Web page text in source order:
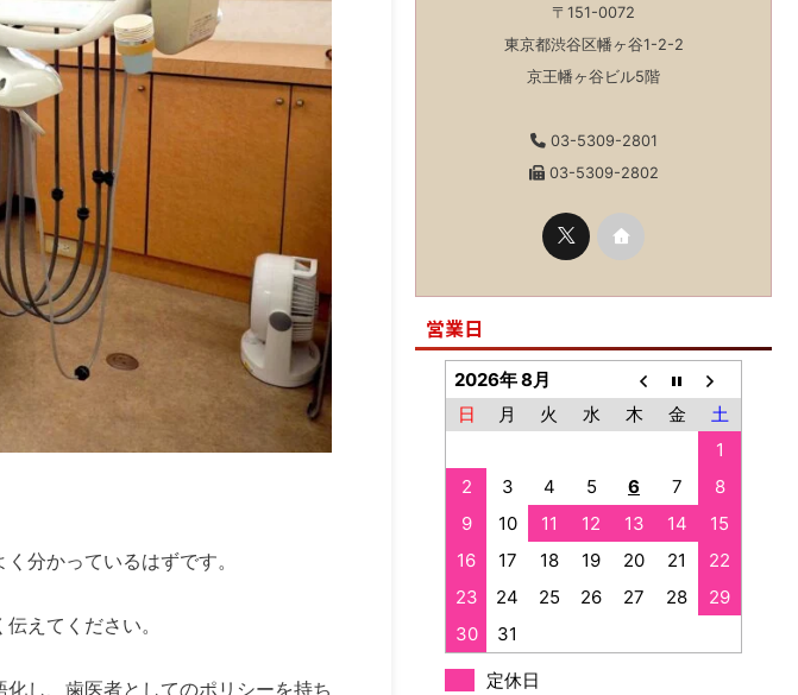
分かっているはずです。
えてください。
し、歯医者としてのポリシーを持ち
〒151-0072
東京都渋谷区幡ヶ谷1-2-2
京王幡ヶ谷ビル5階
03-5309-2801
03-5309-2802
営業日
2026年 8月
日
月 火 水 木 金
土
1
2
3 4 5 6 7
8
9
10 11 12 13 14
15
16
17 18 19 20 21
22
23
24 25 26 27 28
29
30
31
定休日